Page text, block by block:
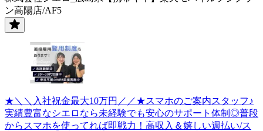
ン高陽店/AF5
★＼＼入社祝金最大10万円／／★スマホのご案内スタッフ♪
実績豊富なシエロなら未経験でも安心のサポート体制◎普段
からスマホを使ってれば即戦力！高収入＆嬉しい週払い/ス